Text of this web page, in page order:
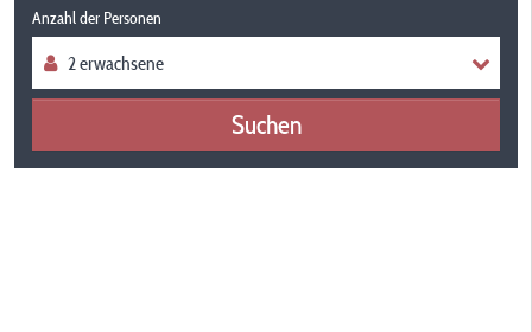
Anzahl der Personen
Suchen